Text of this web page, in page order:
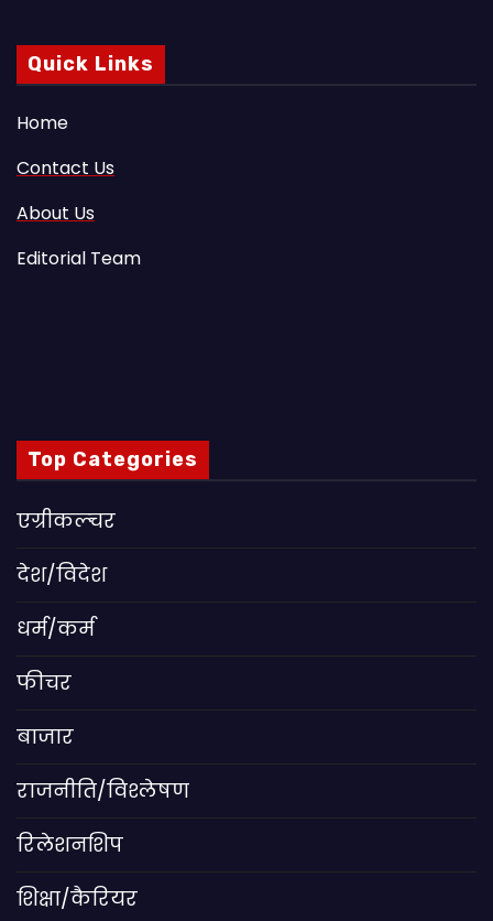
Quick Links
Home
Contact Us
About Us
Editorial Team
Top Categories
एग्रीकल्चर
देश/विदेश
धर्म/कर्म
फीचर
बाजार
राजनीति/विश्लेषण
रिलेशनशिप
शिक्षा/कैरियर